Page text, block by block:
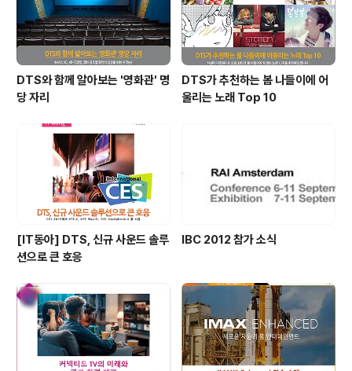
DTS와 함께 알아보는 '영화관' 명
당 자리
DTS가 추천하는 봄 나들이에 어
울리는 노래 Top 10
[IT동아] DTS, 신규 사운드 솔루
션으로 큰 호응
IBC 2012 참가 소식